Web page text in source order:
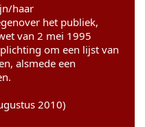
haar
het publiek,
van 2 mei 1995
om een lijst van
alsmede een
2010)